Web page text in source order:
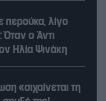
περούκα, λίγο
ο Άντι
Ηλία Ψινάκη
«σιχαίνεται τη